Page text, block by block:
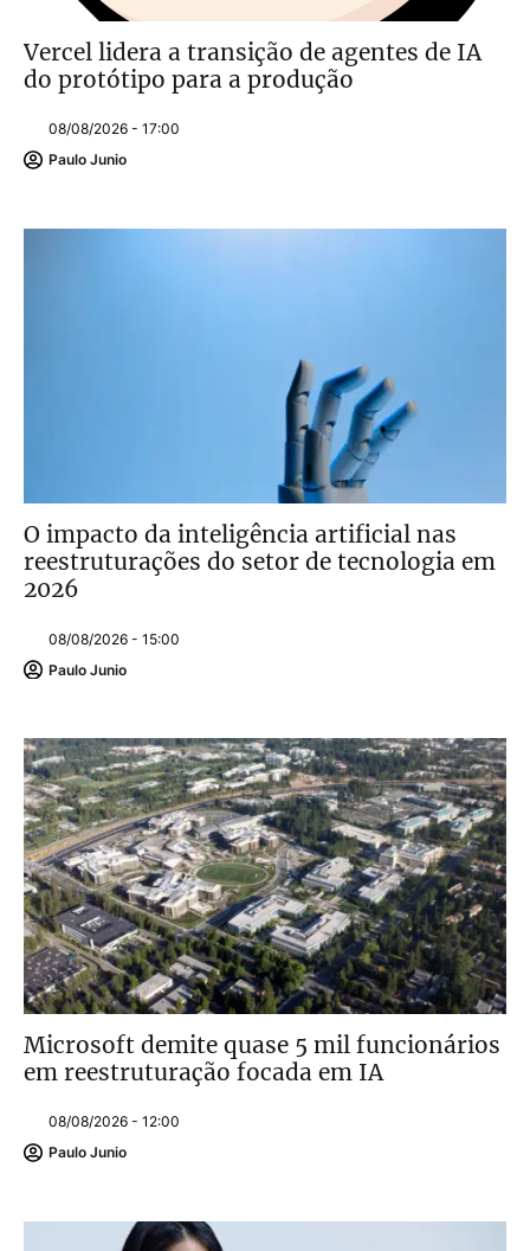
Vercel lidera a transição de agentes de IA
do protótipo para a produção
08/08/2026 - 17:00
Paulo Junio
O impacto da inteligência artificial nas
reestruturações do setor de tecnologia em
2026
08/08/2026 - 15:00
Paulo Junio
Microsoft demite quase 5 mil funcionários
em reestruturação focada em IA
08/08/2026 - 12:00
Paulo Junio